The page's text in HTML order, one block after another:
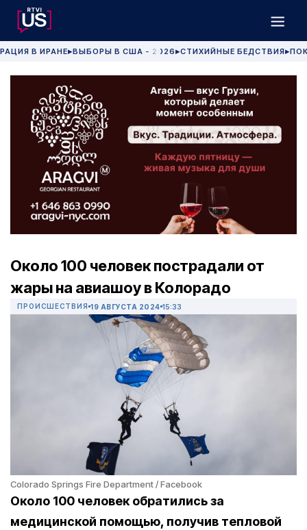
В ИРАНЕ▶ВЫБОРЫ В США - 2026 ▶СТИХИЙНЫЕ БЕДСТВИЯ▶
Около 100 человек пострадали от
жары на авиашоу в Колорадо
ПРОИСШЕСТВИЯ 19 АВГУСТА 2024 15:33
Colorado Springs Fire Department / Facebook
Около 100 человек обратились за
медицинской помощью, получив тепловой